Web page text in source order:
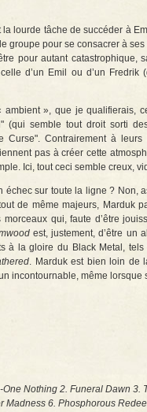
la lourde tâche de succéder à
groupe pour se consacrer à ses
pour autant catastrophique,
d’un Emil ou d’un Fredrik
», que je qualifierais,
(qui semble tout droit sorti
Curse". Contrairement à
pas à créer cette
Ici, tout ceci semble creux,
échec sur toute la ligne ? Non,
de même majeurs, Marduk
qui, faute d’être
est, justement, d’être un
à la gloire du Black Metal, tels
. Marduk est bien loin de
incontournable, même lorsque
Nothing 2. Funeral Dawn 3.
Madness 6. Phosphorous